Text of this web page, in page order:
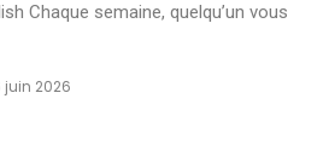
Chaque semaine, quelqu’un vous
juin 2026